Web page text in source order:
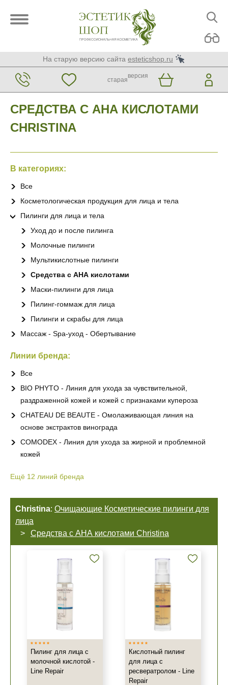
На старую версию сайта esteticshop.ru
старая
версия
СРЕДСТВА С АНА КИСЛОТАМИ
CHRISTINA
В категориях:
Все
Косметологическая продукция для лица и тела
Пилинги для лица и тела
Уход до и после пилинга
Молочные пилинги
Мультикислотные пилинги
Средства с АНА кислотами
Маски-пилинги для лица
Пилинг-гоммаж для лица
Пилинги и скрабы для лица
Массаж - Spa-уход - Обертывание
Линии бренда:
Все
BIO PHYTO - Линия для ухода за чувствительной,
раздраженной кожей и кожей с признаками купероза
CHATEAU DE BEAUTE - Омолаживающая линия на
основе экстрактов винограда
COMODEX - Линия для ухода за жирной и проблемной
кожей
Ещё 12 линий бренда
Christina: Очищающие Косметические пилинги для
лица
Средства с АНА кислотами Christina
Пилинг для лица с
молочной кислотой -
Line Repair
Кислотный пилинг
для лица с
ресвератролом - Line
Repair